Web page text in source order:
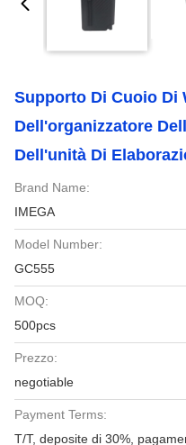
Supporto Di Cuoio Di
Dell'organizzatore
Dell'unità Di
Brand Name:
IMEGA
Model Number:
GC555
MOQ:
500pcs
Prezzo:
negotiable
Payment Terms:
T/T, deposite di 30%,